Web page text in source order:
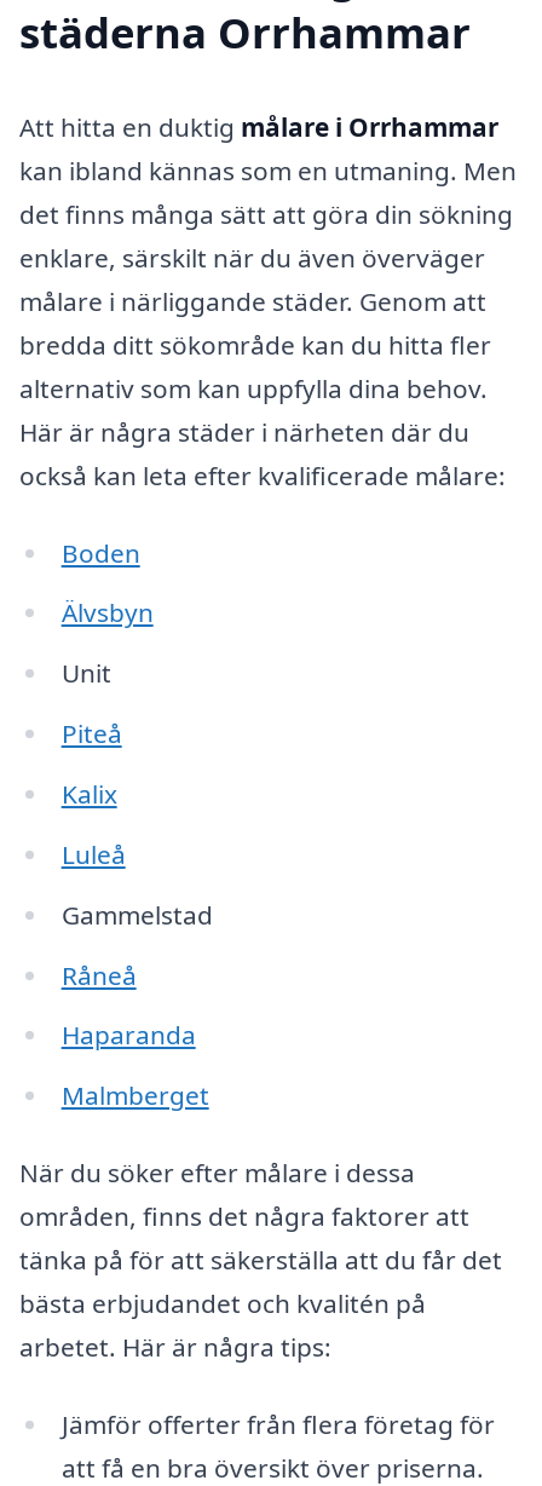
städerna Orrhammar
Att hitta en duktig målare i Orrhammar
kan ibland kännas som en utmaning. Men
det finns många sätt att göra din sökning
enklare, särskilt när du även överväger
målare i närliggande städer. Genom att
bredda ditt sökområde kan du hitta fler
alternativ som kan uppfylla dina behov.
Här är några städer i närheten där du
också kan leta efter kvalificerade målare:
Boden
Älvsbyn
Unit
Piteå
Kalix
Luleå
Gammelstad
Råneå
Haparanda
Malmberget
När du söker efter målare i dessa
områden, finns det några faktorer att
tänka på för att säkerställa att du får det
bästa erbjudandet och kvalitén på
arbetet. Här är några tips:
Jämför offerter från flera företag för
att få en bra översikt över priserna.